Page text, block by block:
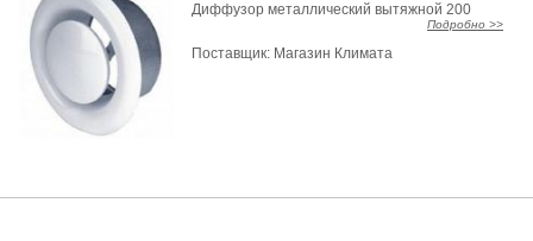
Диффузор металлический вытяжной 200
Подробно >>
Поставщик: Магазин Климата